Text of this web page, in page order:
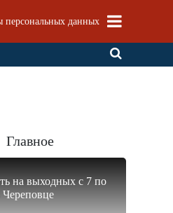
персональных данных
Главное
на выходных с 7 по
Череповце